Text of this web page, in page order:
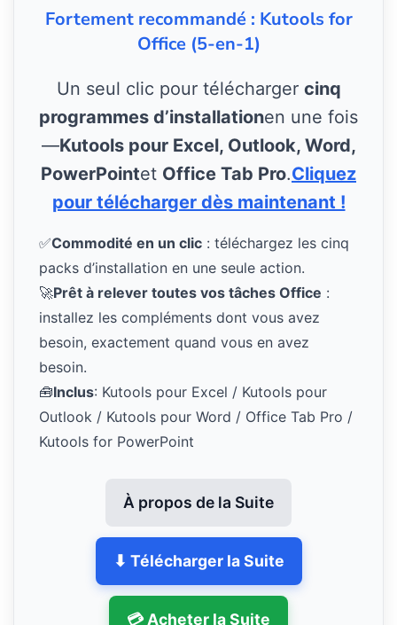
Fortement recommandé : Kutools for
Office (5-en-1)
Un seul clic pour télécharger cinq
programmes d’installationen une fois
—Kutools pour Excel, Outlook, Word,
PowerPointet Office Tab Pro.Cliquez
pour télécharger dès maintenant !
✅Commodité en un clic : téléchargez les cinq
packs d’installation en une seule action.
🚀Prêt à relever toutes vos tâches Office :
installez les compléments dont vous avez
besoin, exactement quand vous en avez
besoin.
🧰Inclus: Kutools pour Excel / Kutools pour
Outlook / Kutools pour Word / Office Tab Pro /
Kutools for PowerPoint
À propos de la Suite
⬇ Télécharger la Suite
💳 Acheter la Suite